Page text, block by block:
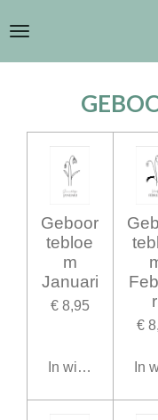
direct
naar
hoofdinhoud
Geboor
tebloe
m
Januari
€ 8,95
In winkelwagen
€
In